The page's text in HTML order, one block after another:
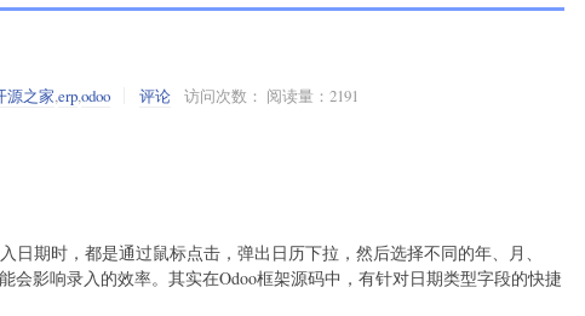
源之家,erp,odoo 评论 访问次数： 阅读量：2191
期时，都是通过鼠标点击，弹出日历下拉，然后选择不同的年、月、
影响录入的效率。其实在Odoo框架源码中，有针对日期类型字段的快捷